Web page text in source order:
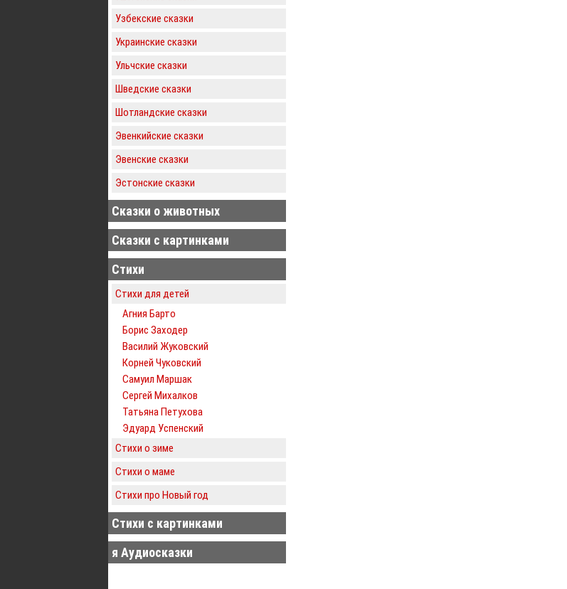
Узбекские сказки
Украинские сказки
Ульчские сказки
Шведские сказки
Шотландские сказки
Эвенкийские сказки
Эвенские сказки
Эстонские сказки
Сказки о животных
Сказки с картинками
Стихи
Стихи для детей
Агния Барто
Борис Заходер
Василий Жуковский
Корней Чуковский
Самуил Маршак
Сергей Михалков
Татьяна Петухова
Эдуард Успенский
Стихи о зиме
Стихи о маме
Стихи про Новый год
Стихи с картинками
я Аудиосказки